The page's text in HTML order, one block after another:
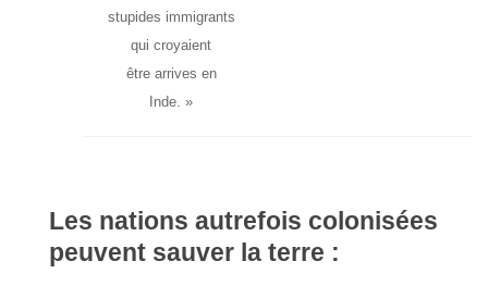
stupides immigrants
qui croyaient
être arrives en
Inde. »
Les nations autrefois colonisées
peuvent sauver la terre :